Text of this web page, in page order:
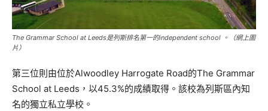
The Grammar School at Leeds是列斯排名第一的independent school 。（網上圖
片）
第三位則由位於Alwoodley Harrogate Road的The Grammar
School at Leeds，以45.3%的成績取得。該校為列斯區內知
名的獨立私立學校。